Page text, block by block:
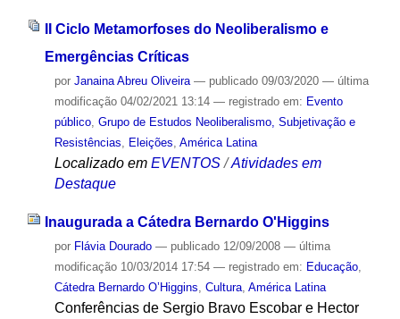
II Ciclo Metamorfoses do Neoliberalismo e
Emergências Críticas
por Janaina Abreu Oliveira — publicado09/03/2020 — última
modificação04/02/2021 13:14 — registrado em: Evento
público, Grupo de Estudos Neoliberalismo, Subjetivação e
Resistências
Eleições América Latina
Localizado em EVENTOS /Atividades em
Destaque
Inaugurada a Cátedra Bernardo O'Higgins
por Flávia Dourado — publicado12/09/2008 — última
modificação10/03/2014 17:54 — registrado em: Educação,
Cátedra Bernardo O’Higgins Cultura, América Latina
Conferências de Sergio Bravo Escobar e Hector